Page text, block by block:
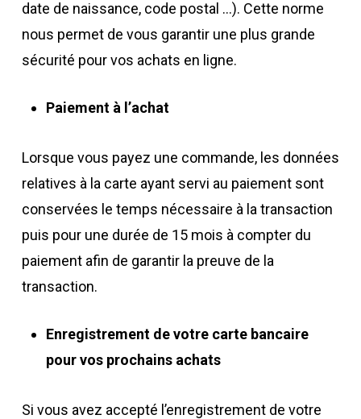
date de naissance, code postal …). Cette norme
nous permet de vous garantir une plus grande
sécurité pour vos achats en ligne.
Paiement à l’achat
Lorsque vous payez une commande, les données
relatives à la carte ayant servi au paiement sont
conservées le temps nécessaire à la transaction
puis pour une durée de 15 mois à compter du
paiement afin de garantir la preuve de la
transaction.
Enregistrement de votre carte bancaire
pour vos prochains achats
Si vous avez accepté l’enregistrement de votre